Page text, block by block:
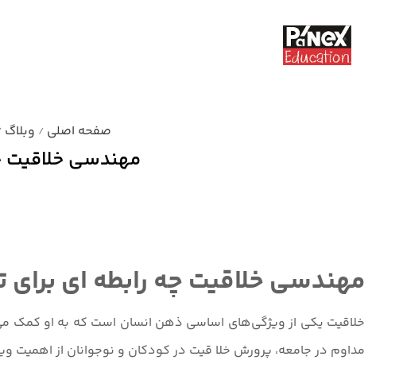
صفحه اصلی / وبلاگ
مهندسی خلاقیت
مهندسی خلاقیت چه رابطه ای برای
خلاقیت یکی از ویژگی‌های اساسی ذهن انسان است که به او کمک
مداوم در جامعه، پرورش خلا قیت در کودکان و نوجوانان از اهمیت